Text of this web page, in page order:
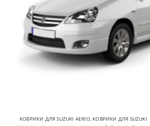
КОВРИКИ ДЛЯ SUZUKI AERIO, КОВРИКИ ДЛЯ SUZUKI